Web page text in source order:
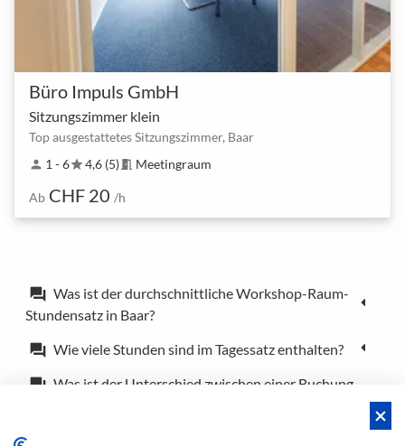
Büro Impuls GmbH
Sitzungszimmer klein
Top ausgestattetes Sitzungszimmer, Baar
person 1 - 6star4,6 (5) meeting_room Meetingraum
Ab CHF 20 /h
forum Was ist der durchschnittliche Workshop-Raum-
Stundensatz in Baar?
forum Wie viele Stunden sind im Tagessatz enthalten?
forum Was ist der Unterschied zwischen einer Buchung